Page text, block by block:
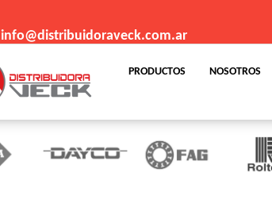
PRODUCTOS NOSOTROS
info@distribuidoraveck.com.ar